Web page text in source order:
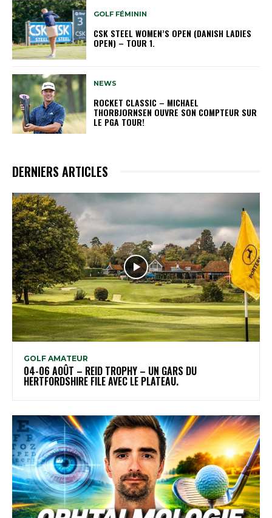
GOLF FÉMININ
CSK STEEL WOMEN’S OPEN (DANISH LADIES
OPEN) – TOUR 1.
NEWS
ROCKET CLASSIC – MICHAEL
THORBJORNSEN OUVRE SON COMPTEUR SUR
LE PGA TOUR!
DERNIERS ARTICLES
GOLF AMATEUR
04-06 AOÛT – REID TROPHY – UN GARS DU
HERTFORDSHIRE FILE AVEC LE PLATEAU.